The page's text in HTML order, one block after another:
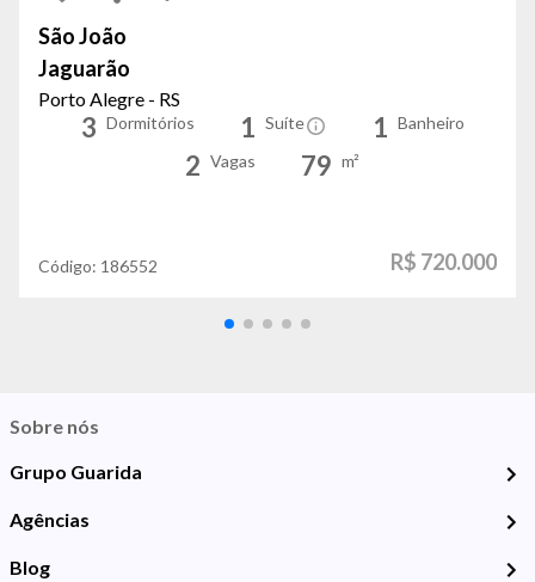
São João
Jaguarão
Porto Alegre - RS
3 Dormitórios 1 Suíte 1 Banheiro
2 Vagas 79 m²
Código: 186552 R$ 720.000
Sobre nós
Grupo Guarida
Agências
Blog